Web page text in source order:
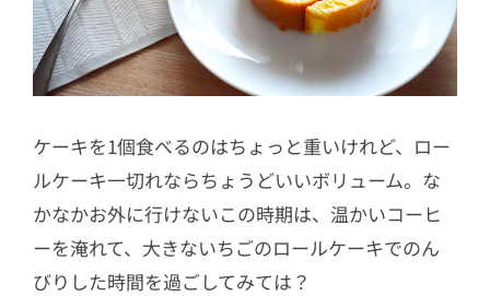
ケーキを1個食べるのはちょっと重いけれど、ロー
ルケーキ一切れならちょうどいいボリューム。な
かなかお外に行けないこの時期は、温かいコーヒ
ーを淹れて、大きないちごのロールケーキでのん
びりした時間を過ごしてみては？